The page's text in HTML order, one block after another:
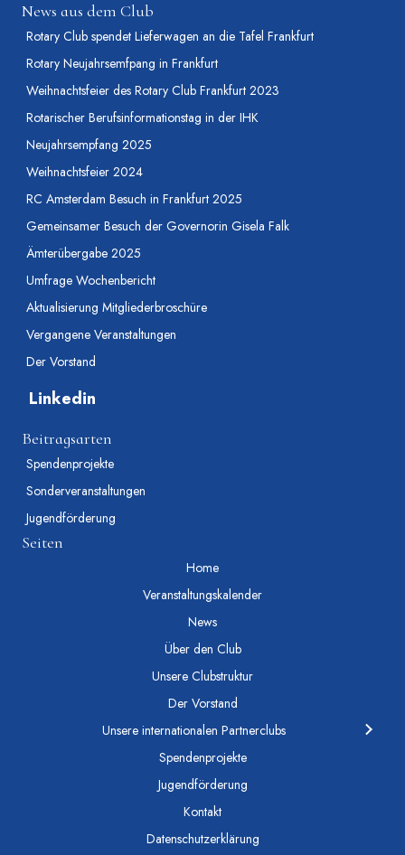
News aus dem Club
Rotary Club spendet Lieferwagen an die Tafel Frankfurt
Rotary Neujahrsemfpang in Frankfurt
Weihnachtsfeier des Rotary Club Frankfurt 2023
Rotarischer Berufsinformationstag in der IHK
Neujahrsempfang 2025
Weihnachtsfeier 2024
RC Amsterdam Besuch in Frankfurt 2025
Gemeinsamer Besuch der Governorin Gisela Falk
Ämterübergabe 2025
Umfrage Wochenbericht
Aktualisierung Mitgliederbroschüre
Vergangene Veranstaltungen
Der Vorstand
Linkedin
Beitragsarten
Spendenprojekte
Sonderveranstaltungen
Jugendförderung
Seiten
Home
Veranstaltungskalender
News
Über den Club
Unsere Clubstruktur
Der Vorstand
Unsere internationalen Partnerclubs
Spendenprojekte
Jugendförderung
Kontakt
Datenschutzerklärung